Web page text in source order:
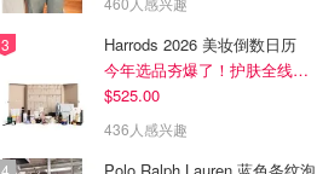
Harrods 2026 美妆倒数日历
今年选品夯爆了！护肤全线都很绝
$525.00
436人感兴趣